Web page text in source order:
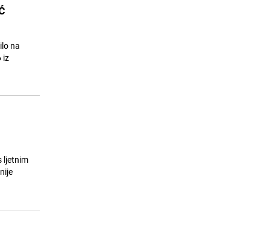
na
iz
ljetnim